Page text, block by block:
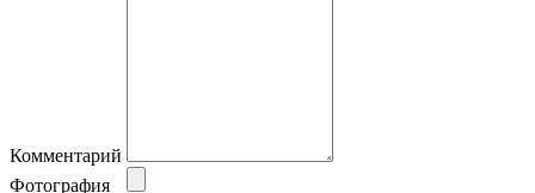
Комментарий
Фотография